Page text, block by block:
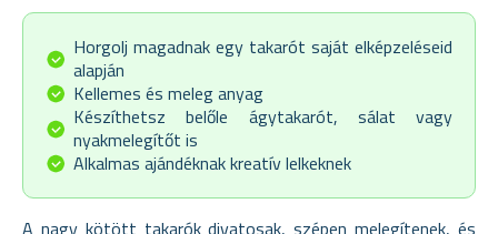
Horgolj magadnak egy takarót saját elképzeléseid
alapján
Kellemes és meleg anyag
Készíthetsz belőle ágytakarót, sálat vagy
nyakmelegítőt is
Alkalmas ajándéknak kreatív lelkeknek
A nagy kötött takarók divatosak, szépen melegítenek, és